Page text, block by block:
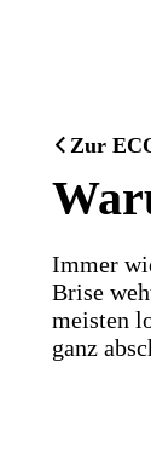
Zur
Immer
Brise
meisten
ganz